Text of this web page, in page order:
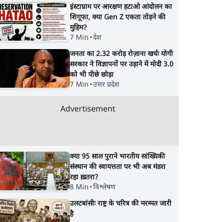
इंस्टाग्राम पर आरक्षण हटाओ आंदोलन का
शिगूफा, क्या Gen Z एकता तोड़ने की
मुहिम?
7 Min •देश
जनता का 2.32 करोड़ रोज़ाना खर्चः योगी
सरकार ने विज्ञापनों पर उड़ाने में मोदी 3.0
को भी पीछे छोड़ा
7 Min •उत्तर प्रदेश
Advertisement
क्या 95 साल पुराने भारतीय सांख्यिकी
संस्थान की स्वायत्तता पर भी अब मंडरा
रहा ख़तरा?
8 Min •विश्लेषण
उलटबांसीः राष्ट्र के चरित्र की मरम्मत जारी
है